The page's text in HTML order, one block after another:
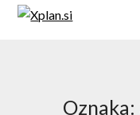
Skip
Oznaka: